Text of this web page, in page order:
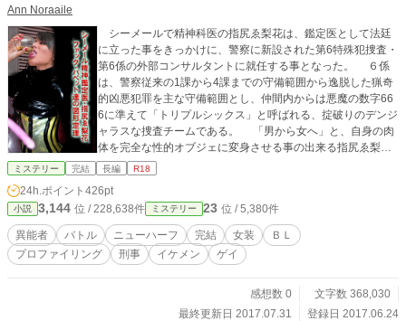
しい でも、周りはわりと観察している いろ
いろ気にするタイプ。 陽介と二人だと、よくしゃべ
る。 冷静に見えて天然。 ☆岬陽介 【身長】170cm
【体重】63kg 【誕生日】8月31日（おとめ座） 【血液型】Ｏ
型 【部活】水泳部 【容姿】明るめの茶髪（ほぼ金髪）。
野性的な顔立ちのイケメン。 褐色肌。水泳部
の１年生では一番筋肉質 【性格】典型的陽キャ。お調子者だ
がすぐテンパる。 裏表のない性格で、バカ正直。優
しい。 割と脊髄反射で生きてる 恋愛にだけ
はむちゃくちゃビビり。 〜〜〜〜〜〜〜 ※特殊設定（ふんど
し、全裸生活、神事など）を含みますのでご注意ください！
～～～～～～～ すでに完結まで執筆済みですので、最後まで
お楽しみいただけます！
Ann Noraaile
シーメールで精神科医の指尻ゑ梨花は、鑑定医として法廷
に立った事をきっかけに、警察に新設された第6特殊犯捜査・
第6係の外部コンサルタントに就任する事となった。 ６係
は、警察従来の1課から4課までの守備範囲から逸脱した猟奇
的凶悪犯罪を主な守備範囲とし、仲間内からは悪魔の数字66
6に準えて「トリプルシックス」と呼ばれる、掟破りのデンジ
ャラスな捜査チームである。 「男から女へ」と、自身の肉
体を完全な性的オブジェに変身させる事の出来る指尻ゑ梨花
は、6係が追う殺し屋ブローカー組織の工作員「ファック・パ
６係の運命を大きく変えていく事となる。 フェティッシュ
トランスセクシャルな存在・ゑ梨花と、多重人格を戦術的に
エミュレートするパペッターとの因縁、人造アサシンドール
香革とバトルを繰り広げる６係のリーサル・ウェポン御白羅
真、女装潜入捜査で性地獄を見る奈央こと、戸橋未知矢。
ゑ梨花と共に、この闘いに競り勝つことが出来るのか？
ミステリー 完結 長編 R18
24h.ポイント 426pt
小説 3,144 位 / 228,638件 ミステリー 23 位 / 5,380件
異能者 バトル ニューハーフ 完結 女装
ＢＬ
プロファイリング
刑事 イケメン ゲイ
感想数 0
文字数 368,030
最終更新日 2017.07.31
登録日 2017.06.24